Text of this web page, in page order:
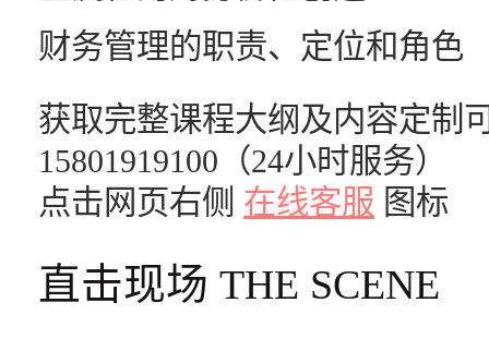
财务管理的职责、定位和角色
获取完整课程大纲及内容定制
15801919100（24小时服务）
点击网页右侧 在线客服 图标
直击现场 THE SCENE